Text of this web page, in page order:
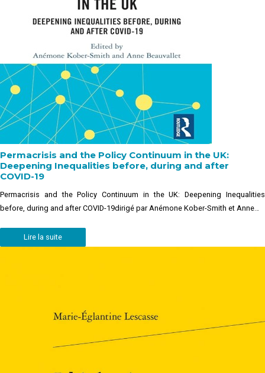
Permacrisis and the Policy Continuum in the UK:
Deepening Inequalities before, during and after
COVID-19
Permacrisis and the Policy Continuum in the UK: Deepening Inequalities
before, during and after COVID-19dirigé par Anémone Kober-Smith et Anne…
Lire la suite